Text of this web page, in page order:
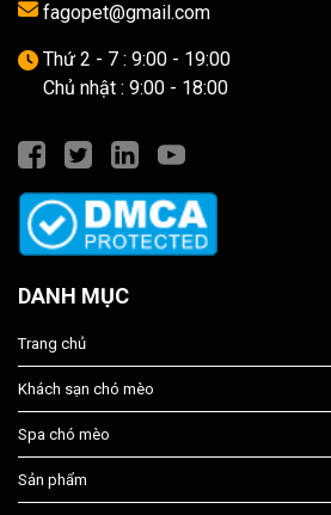
fagopet@gmail.com
Thứ 2 - 7 : 9:00 - 19:00
Chủ nhật : 9:00 - 18:00
DANH MỤC
Trang chủ
Khách sạn chó mèo
Spa chó mèo
Sản phẩm